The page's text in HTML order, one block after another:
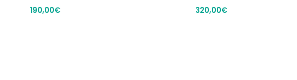
190,00€ 320,00€